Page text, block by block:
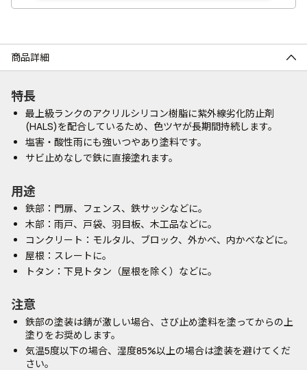
商品詳細
特長
最上級ランクのアクリルシリコン樹脂に紫外線劣化防止剤
(HALS)を配合しているため、色ツヤが長期間持続します。
塩害・酸性雨にも強いつやあり塗料です。
サビ止めなしで鉄に直接塗れます。
用途
鉄部：門扉、フェンス、鉄サッシなどに。
木部：雨戸、戸袋、羽目板、木工品などに。
コンクリート：モルタル、ブロック、外かべ、内かべなどに。
屋根：スレートに。
トタン：下見トタン（屋根を除く）などに。
注意
鉄部の塗装は錆が激しい場合、さび止め塗料を塗ってからの上
塗りをお奨めします。
気温5度以下の場合、湿度85%以上の場合は塗装を避けてくだ
さい。